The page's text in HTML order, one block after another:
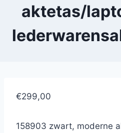
aktetas/
€299,00
158903 zwart, moderne